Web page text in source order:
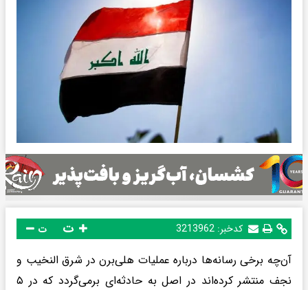
کدخبر: 3213962 ت
آن‌چه برخی رسانه‌ها درباره عملیات هلی‌برن در شرق النخیب و
نجف منتشر کرده‌اند در اصل به حادثه‌ای برمی‌گردد که در ۵